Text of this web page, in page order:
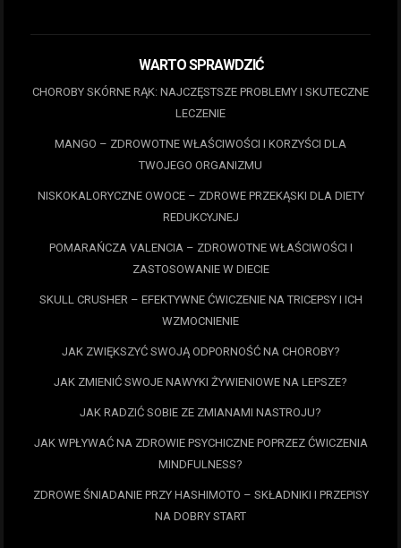
WARTO SPRAWDZIĆ
CHOROBY SKÓRNE RĄK: NAJCZĘSTSZE PROBLEMY I SKUTECZNE
LECZENIE
MANGO – ZDROWOTNE WŁAŚCIWOŚCI I KORZYŚCI DLA
TWOJEGO ORGANIZMU
NISKOKALORYCZNE OWOCE – ZDROWE PRZEKĄSKI DLA DIETY
REDUKCYJNEJ
POMARAŃCZA VALENCIA – ZDROWOTNE WŁAŚCIWOŚCI I
ZASTOSOWANIE W DIECIE
SKULL CRUSHER – EFEKTYWNE ĆWICZENIE NA TRICEPSY I ICH
WZMOCNIENIE
JAK ZWIĘKSZYĆ SWOJĄ ODPORNOŚĆ NA CHOROBY?
JAK ZMIENIĆ SWOJE NAWYKI ŻYWIENIOWE NA LEPSZE?
JAK RADZIĆ SOBIE ZE ZMIANAMI NASTROJU?
JAK WPŁYWAĆ NA ZDROWIE PSYCHICZNE POPRZEZ ĆWICZENIA
MINDFULNESS?
ZDROWE ŚNIADANIE PRZY HASHIMOTO – SKŁADNIKI I PRZEPISY
NA DOBRY START